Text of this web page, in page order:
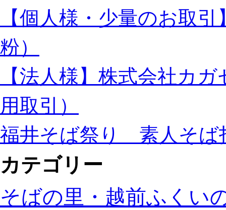
【個人様・少量のお取
粉）
【法人様】株式会社カ
用取引）
福井そば祭り 素人そば
カテゴリー
そばの里・越前ふくい